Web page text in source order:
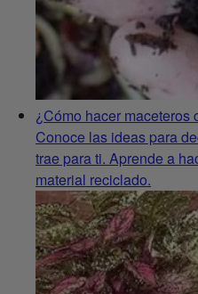
¿Cómo hacer maceteros
Conoce las ideas para
trae para ti. Aprende a
material reciclado.